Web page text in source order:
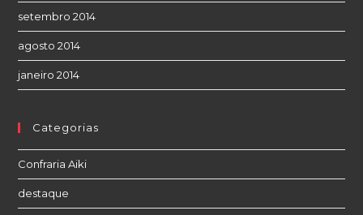
setembro 2014
agosto 2014
janeiro 2014
Categorias
Confraria Aiki
destaque